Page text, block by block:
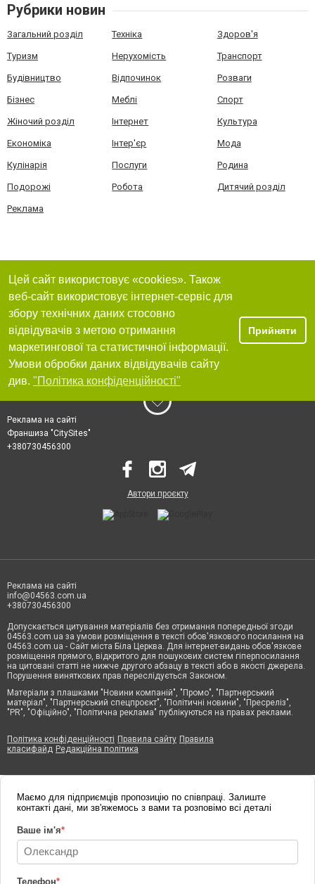
Рубрики новин
Загальний розділ Техніка Здоров'я
Туризм Нерухомість Транспорт
Будівництво Відпочинок Розваги
Бізнес Меблі Спорт
Жіночий розділ Інтернет Культура
Економіка Інтер'єр Мода
Кулінарія Послуги Родина
Подорожі Робота Дитячий розділ
Реклама
Цей сайт використовує «cookies». Також
веб-сайт використовує інтернет-сервіс для
збору технічних даних стосовно
відвідувачів з метою отримання
маркетингової та статистичної інформації.
Умови обробки даних відвідувачів сайту
див. "Політика конфіденційності"
Прийняти
Реклама на сайті
Франшиза "CitySites"
+380730456300
Автори проєкту
Реклама на сайті
info@04563.com.ua
+380730456300
Допускається цитування матеріалів без отримання попередньої згоди
04563.com.ua за умови розміщення в тексті обов'язкового посилання на
04563.com.ua - Сайт міста Біла Церква. Для інтернет-видань обов'язкове
розміщення прямого, відкритого для пошукових систем гіперпосилання
на цитовані статті не нижче другого абзацу в тексті або в якості джерела.
Порушення виняткових прав переслідується Законом.
Матеріали з плашками "Новини компаній", "Промо", "Партнерський
матеріал", "Партнерський спецпроєкт", "Політичні новини", "Пресреліз",
"PR", "Офіційно", "Політична реклама" публікуються на правах реклами.
Політика конфіденційності Правила сайту Правила
класифайд Редакційна політика
Маємо для підприємців пропозицію по співпраці. Залиште
контакті дані, ми зв'яжемось з вами та розповімо всі деталі
Ваше ім'я*
Телефон*